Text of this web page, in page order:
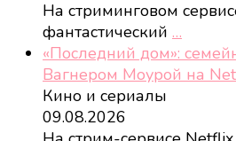
На стриминговом
фантастический …
«Последний дом»:
Вагнером Моурой на
Кино и сериалы
09.08.2026